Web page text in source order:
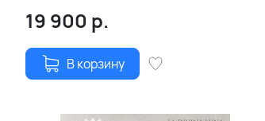
19 900 р.
В корзину